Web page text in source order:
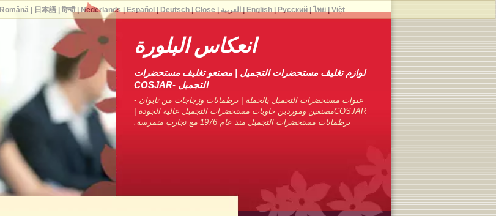
انعكاس البلورة
لوازم تغليف مستحضرات التجميل | مصنعو تغليف مستحضرات
التجميل -COSJAR
عبوات مستحضرات التجميل بالجملة | برطمانات وزجاجات من تايوان -
COSJARمصنعين وموردين حاويات مستحضرات التجميل عالية الجودة |
برطمانات مستحضرات التجميل منذ عام 1976 مع تجارب متمرسة.
English| Русский| ไทย| Việt العربية Română| 日本語| हिन्दी| Nederlands Español Deutsch| Close